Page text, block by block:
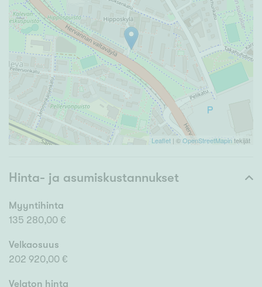
Leaflet | ©OpenStreetMapintekijät
Hinta- ja asumiskustannukset
Myyntihinta
135 280,00 €
Velkaosuus
202 920,00 €
Velaton hinta